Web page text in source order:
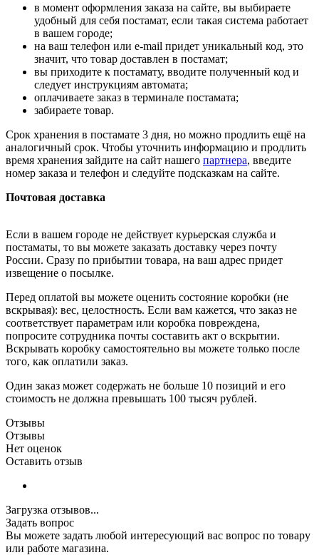
в момент оформления заказа на сайте, вы выбираете
удобный для себя постамат, если такая система работает
в вашем городе;
на ваш телефон или e-mail придет уникальный код, это
значит, что товар доставлен в постамат;
вы приходите к постамату, вводите полученный код и
следует инструкциям автомата;
оплачиваете заказ в терминале постамата;
забираете товар.
Срок хранения в постамате 3 дня, но можно продлить ещё на
аналогичный срок. Чтобы уточнить информацию и продлить
время хранения зайдите на сайт нашего партнера, введите
номер заказа и телефон и следуйте подсказкам на сайте.
Почтовая доставка
Если в вашем городе не действует курьерская служба и
постаматы, то вы можете заказать доставку через почту
России. Сразу по прибытии товара, на ваш адрес придет
извещение о посылке.
Перед оплатой вы можете оценить состояние коробки (не
вскрывая): вес, целостность. Если вам кажется, что заказ не
соответствует параметрам или коробка повреждена,
попросите сотрудника почты составить акт о вскрытии.
Вскрывать коробку самостоятельно вы можете только после
того, как оплатили заказ.
Один заказ может содержать не больше 10 позиций и его
стоимость не должна превышать 100 тысяч рублей.
Отзывы
Отзывы
Нет оценок
Оставить отзыв
Загрузка отзывов...
Задать вопрос
Вы можете задать любой интересующий вас вопрос по товару
или работе магазина.